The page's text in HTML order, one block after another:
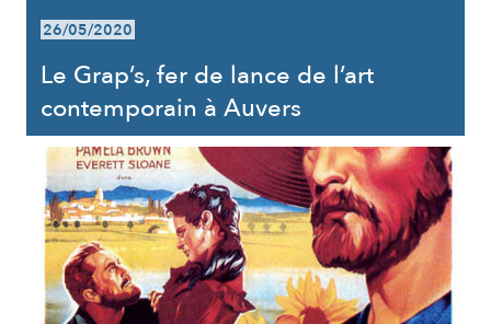
26/05/2020
Le Grap’s, fer de lance de l’art
contemporain à Auvers